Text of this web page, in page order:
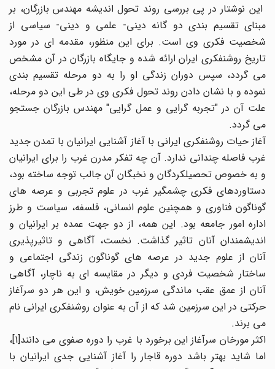
این نوشتار در پی بررسی روند تحول اندیشه مهندس بازرگان، بر
مبنای تقسیم بندی دو گانه دینی- علمی و دینی- سیاسی از
شخصیت فکری وی است. برای این منظور، مقدمه ای در مورد
تاریخ روشنفکری ایران ارائه شده و جایگاه بازرگان در آن مشخص
می گردد، سپس دوران زندگی او را به دو مرحله تقسیم بندی
نموده و با نشان دادن روند تحول فکری وی در طی این دو مرحله،
علت آن در "تجربه گرایی و عمل گرایی" مهندس بازرگان جستجو
می گردد.
آغاز حیات روشنفکری ایرانی با آغاز آشنایی ایرانیان با تمدن جدید
غرب فاصله چندانی ندارد. آن چه تفکر مدرن غرب را برای ایرانیان
و به خصوص تحصیلکردگان و نخبگان آن جالب توجه ساخته بود،
دستاوردهای فکری چشمگیر غرب در علوم تجربی و عرصه های
گوناگون فناوری و همچنین علوم انسانی، فلسفه، سیاست و طرز
اداره امور جامعه بود. این همه، از دو جهت عمده بر ایرانیان و
اندیشمندان آنان تاثیر گذاشت. نخست، آگاهی و تاثیرپذیری
آنان از علوم جدید در عرصه های گوناگون زندگی اجتماعی و
ساختار شخصیت فردی و دیگر در مقایسه ای به ناچار، آگاهی
آنان از عمق عقب ماندگی سرزمین خویش، و این هر دو سرآغاز
حرکتی در این سرزمین شد که از آن به عنوان روشنفکری ایرانی نام
می برند.
اکثر مورخان سرآغاز این برخورد با غرب را دوره صفوی می دانند[1]،
اما شاید بهتر باشد دوره قاجار را آغاز آشنایی جدی ایرانیان با